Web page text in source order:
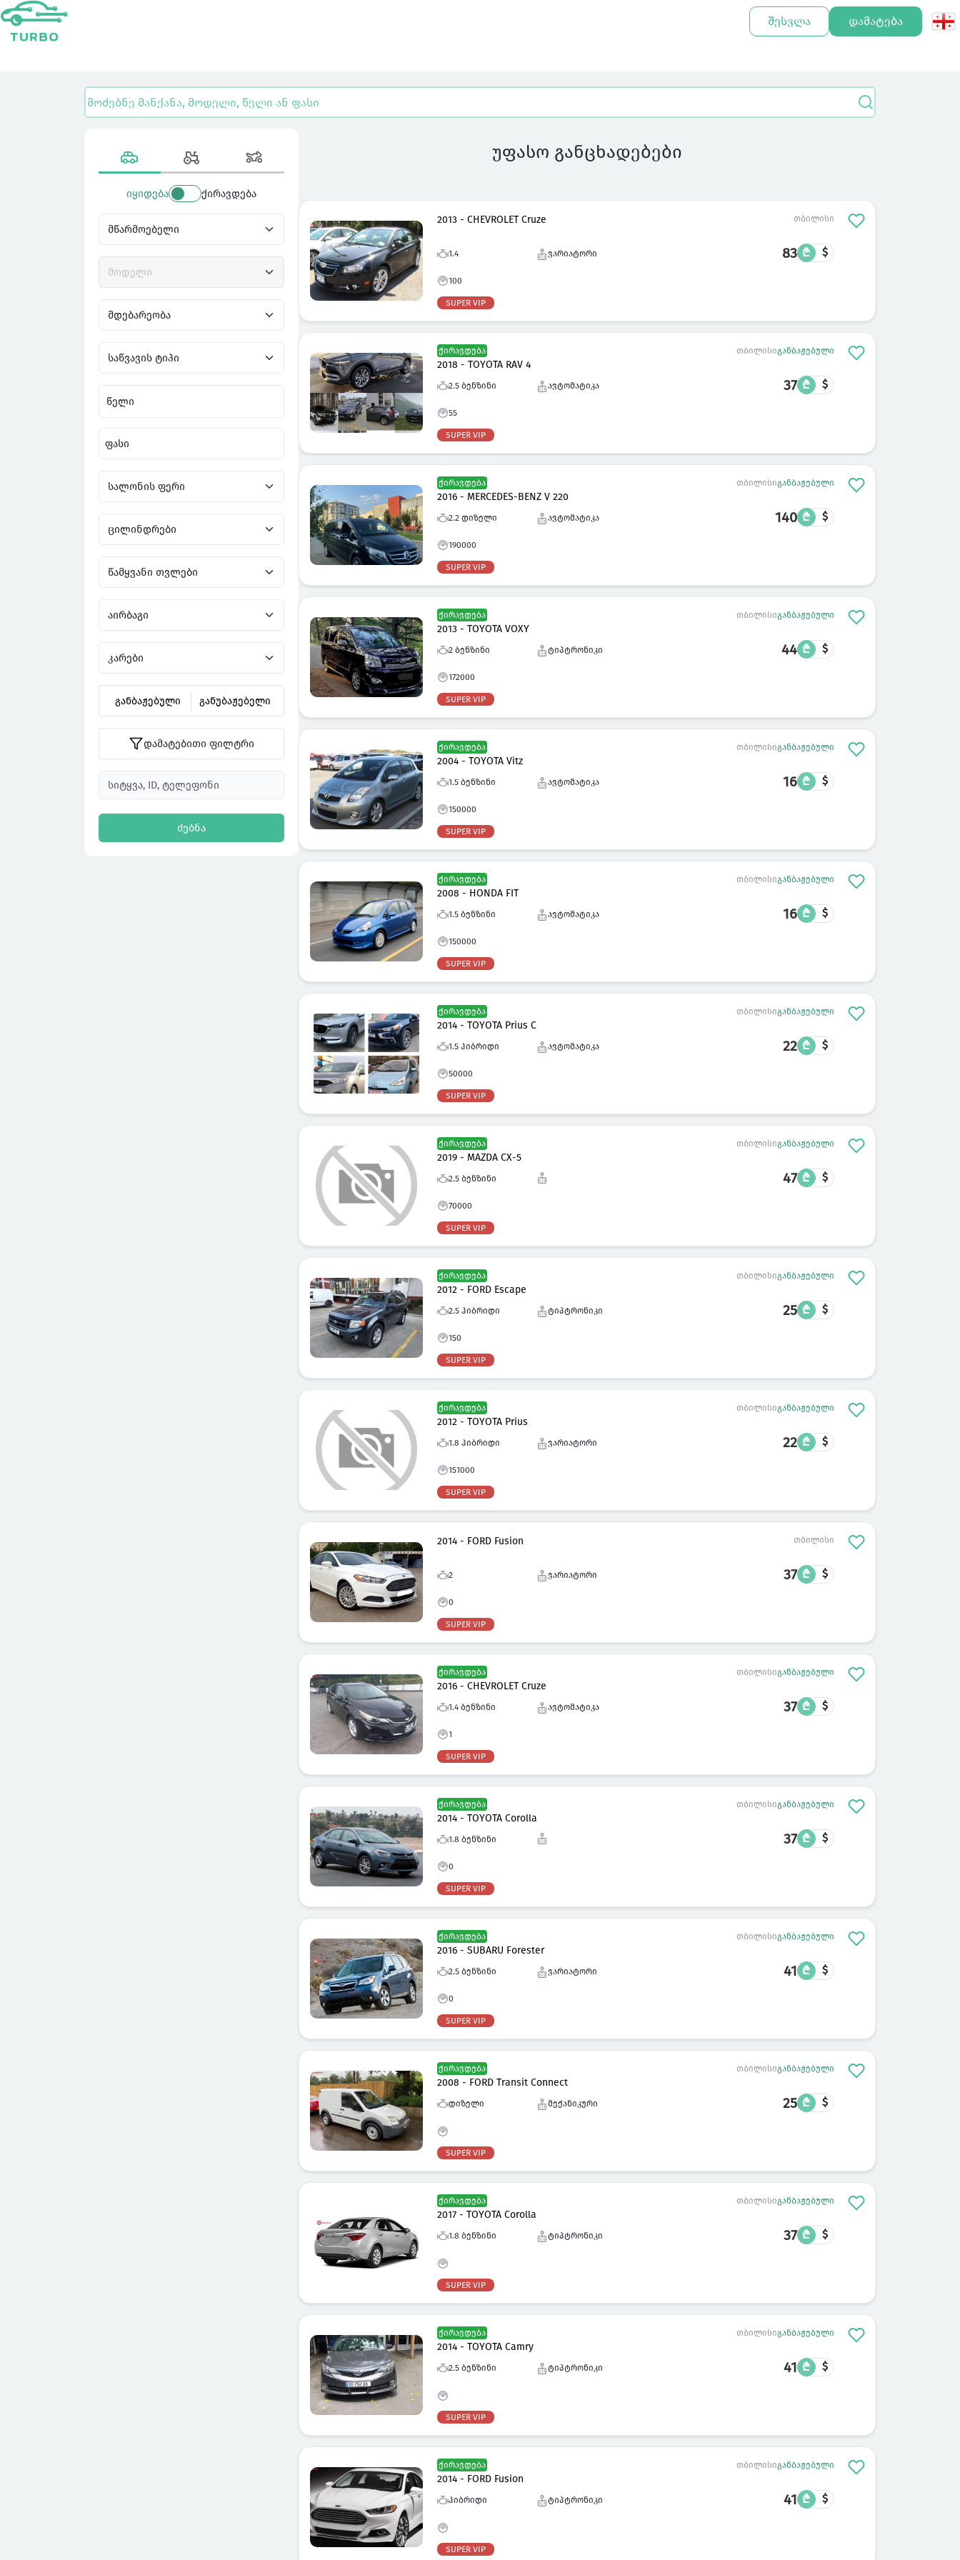
შესვლა დამატება
იყიდება ქირავდება
წელი
ფასი
განბაჟებული განუბაჟებელი
დამატებითი ფილტრი
ძებნა
უფასო განცხადებები
2013 - CHEVROLET Cruze თბილისი
1.4
100
ვარიატორი 83 ₾ $
SUPER VIP
ქირავდება
2018 - TOYOTA RAV 4
თბილისიგანბაჟებული
2.5 ბენზინი
55
ავტომატიკა 37 ₾ $
SUPER VIP
ქირავდება
2016 - MERCEDES-BENZ V 220
თბილისიგანბაჟებული
2.2 დიზელი
190000
ავტომატიკა 140 ₾ $
SUPER VIP
ქირავდება
2013 - TOYOTA VOXY
თბილისიგანბაჟებული
2 ბენზინი
172000
ტიპტრონიკი 44 ₾ $
SUPER VIP
ქირავდება
2004 - TOYOTA Vitz
თბილისიგანბაჟებული
1.5 ბენზინი
150000
ავტომატიკა 16 ₾ $
SUPER VIP
ქირავდება
2008 - HONDA FIT
თბილისიგანბაჟებული
1.5 ბენზინი
150000
ავტომატიკა 16 ₾ $
SUPER VIP
ქირავდება
2014 - TOYOTA Prius C
თბილისიგანბაჟებული
1.5 ჰიბრიდი
50000
ავტომატიკა 22 ₾ $
SUPER VIP
ქირავდება
2019 - MAZDA CX-5
თბილისიგანბაჟებული
2.5 ბენზინი
70000
47 ₾ $
SUPER VIP
ქირავდება
2012 - FORD Escape
თბილისიგანბაჟებული
2.5 ჰიბრიდი
150
ტიპტრონიკი 25 ₾ $
SUPER VIP
ქირავდება
2012 - TOYOTA Prius
თბილისიგანბაჟებული
1.8 ჰიბრიდი
151000
ვარიატორი 22 ₾ $
SUPER VIP
2014 - FORD Fusion თბილისი
2
0
ვარიატორი 37 ₾ $
SUPER VIP
ქირავდება
2016 - CHEVROLET Cruze
თბილისიგანბაჟებული
1.4 ბენზინი
1
ავტომატიკა 37 ₾ $
SUPER VIP
ქირავდება
2014 - TOYOTA Corolla
თბილისიგანბაჟებული
1.8 ბენზინი
0
37 ₾ $
SUPER VIP
ქირავდება
2016 - SUBARU Forester
თბილისიგანბაჟებული
2.5 ბენზინი
0
ვარიატორი 41 ₾ $
SUPER VIP
ქირავდება
2008 - FORD Transit Connect
თბილისიგანბაჟებული
დიზელი მექანიკური 25 ₾ $
SUPER VIP
ქირავდება
2017 - TOYOTA Corolla
თბილისიგანბაჟებული
1.8 ბენზინი ტიპტრონიკი 37 ₾ $
SUPER VIP
ქირავდება
2014 - TOYOTA Camry
თბილისიგანბაჟებული
2.5 ბენზინი ტიპტრონიკი 41 ₾ $
SUPER VIP
ქირავდება
2014 - FORD Fusion
თბილისიგანბაჟებული
ჰიბრიდი ტიპტრონიკი 41 ₾ $
SUPER VIP